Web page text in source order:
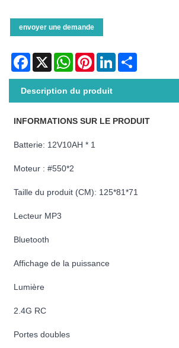
envoyer une demande
Facebook
X WhatsAppPinterestLinkedIn
Description du produit
INFORMATIONS SUR LE PRODUIT
Batterie: 12V10AH * 1
Moteur : #550*2
Taille du produit (CM): 125*81*71
Lecteur MP3
Bluetooth
Affichage de la puissance
Lumière
2.4G RC
Portes doubles